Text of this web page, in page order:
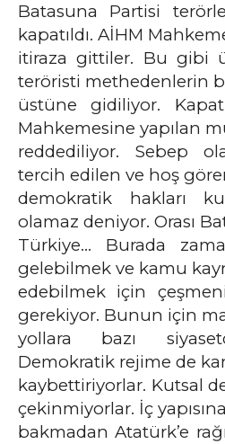
Batasuna Partisi
kapatıldı. AİHM
itiraza gittiler. Bu gibi
teröristi methedenlerin
üstüne gidiliyor.
Mahkemesine yapılan
reddediliyor. Sebep
tercih edilen ve hoş
demokratik hakları
olamaz deniyor. Orası
Türkiye… Burada
gelebilmek ve kamu
edebilmek için
gerekiyor. Bunun için
yollara bazı
Demokratik rejime de
kaybettiriyorlar. Kutsal
çekinmiyorlar. İç yapısına
bakmadan Atatürk’e